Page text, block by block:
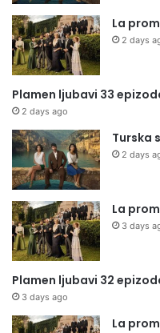
La
2 days
Plamen ljubavi 33
2 days ago
Turska
2 days
La
3 days
Plamen ljubavi 32
3 days ago
La